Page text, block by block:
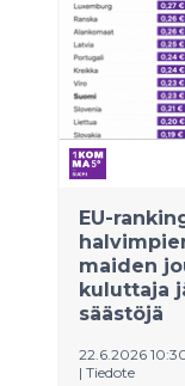
EU-
maiden
kuluttaja
säästöjä
22.6.2026
| Tiedote